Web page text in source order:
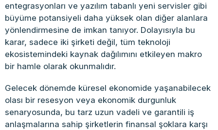
entegrasyonları ve yazılım tabanlı yeni servisler gibi
büyüme potansiyeli daha yüksek olan diğer alanlara
yönlendirmesine de imkan tanıyor. Dolayısıyla bu
karar, sadece iki şirketi değil, tüm teknoloji
ekosistemindeki kaynak dağılımını etkileyen makro
bir hamle olarak okunmalıdır.
Gelecek dönemde küresel ekonomide yaşanabilecek
olası bir resesyon veya ekonomik durgunluk
senaryosunda, bu tarz uzun vadeli ve garantili iş
anlaşmalarına sahip şirketlerin finansal şoklara karşı